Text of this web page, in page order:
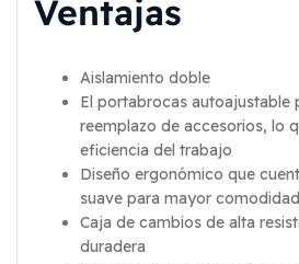
Ventajas
Aislamiento doble
El portabrocas autoajustable
reemplazo de accesorios, lo
eficiencia del trabajo
Diseño ergonómico que
suave para mayor
Caja de cambios de alta
duradera